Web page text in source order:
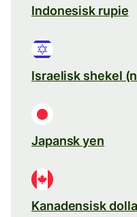
Indonesisk rupie
Israelisk shekel
Japansk yen
Kanadensisk